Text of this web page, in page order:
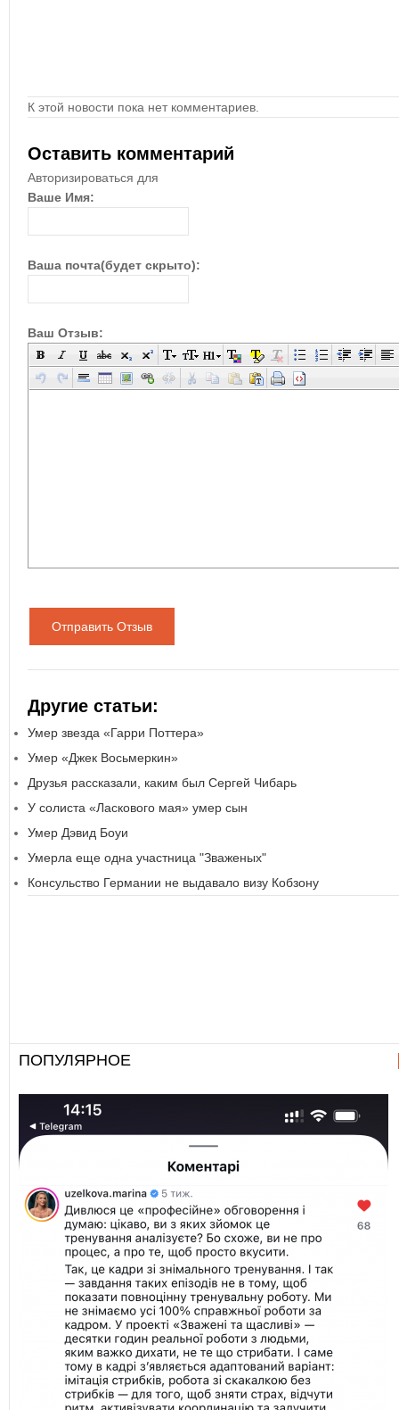
К этой новости пока нет комментариев.
Оставить комментарий
Авторизироваться для
Ваше Имя:
Ваша почта(будет скрыто):
Ваш Отзыв:
Отправить Отзыв
Другие статьи:
Умер звезда «Гарри Поттера»
Умер «Джек Восьмеркин»
Друзья рассказали, каким был Сергей Чибарь
У солиста «Ласкового мая» умер сын
Умер Дэвид Боуи
Умерла еще одна участница "Зваженых"
Консульство Германии не выдавало визу Кобзону
ПОПУЛЯРНОЕ